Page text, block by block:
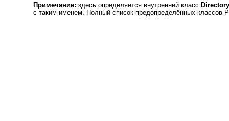
Примечание: здесь определяется внутренний класс Directory
с таким именем. Полный список предопределённых классов